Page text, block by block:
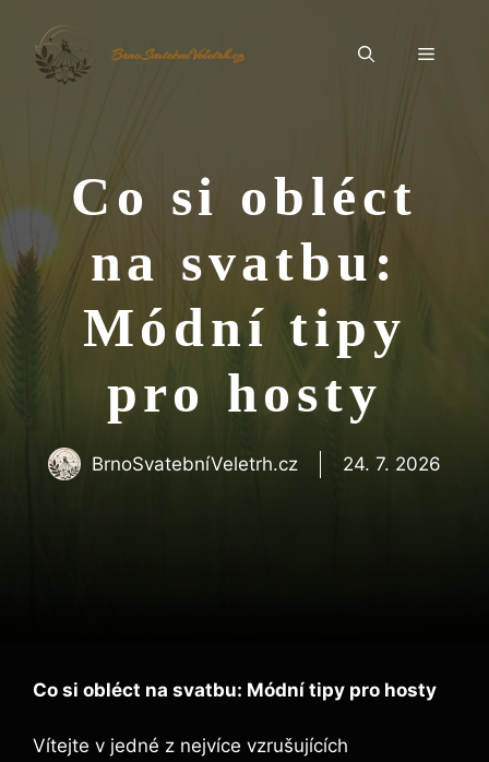
obsah
BrnoSvatebníVeletrh.cz Menu
Co si obléct
na svatbu:
Módní tipy
pro hosty
BrnoSvatebníVeletrh.cz 24. 7. 2026
Co si obléct na svatbu: Módní tipy pro hosty
Vítejte v jedné z nejvíce vzrušujících